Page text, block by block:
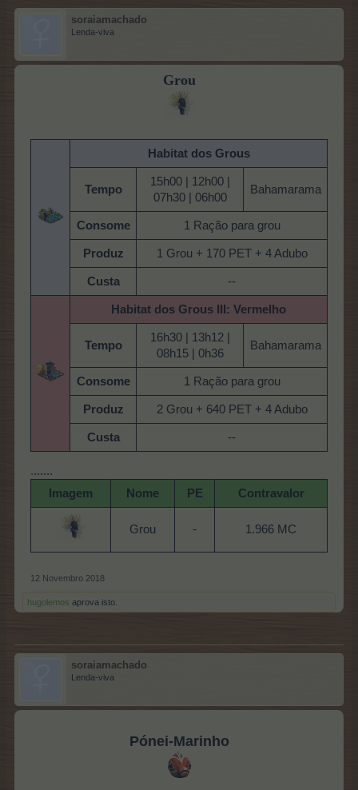
soraiamachado
Lenda-viva
Grou
Habitat dos Grous
Tempo
15h00 | 12h00 |
07h30 | 06h00
Bahamarama
Consome 1 Ração para grou
Produz 1 Grou + 170 PET + 4 Adubo
Custa --
Habitat dos Grous III: Vermelho
Tempo
16h30 | 13h12 |
08h15 | 0h36
Bahamarama
Consome 1 Ração para grou
Produz 2 Grou + 640 PET + 4 Adubo
Custa --
.......
Imagem
Nome PE Contravalor
Grou - 1.966 MC
12 Novembro 2018
hugolemos aprova isto.
soraiamachado
Lenda-viva
Pónei-Marinho